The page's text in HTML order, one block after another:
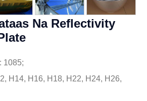
Na Reflectivity
1085;
H14, H16, H18, H22, H24, H26,